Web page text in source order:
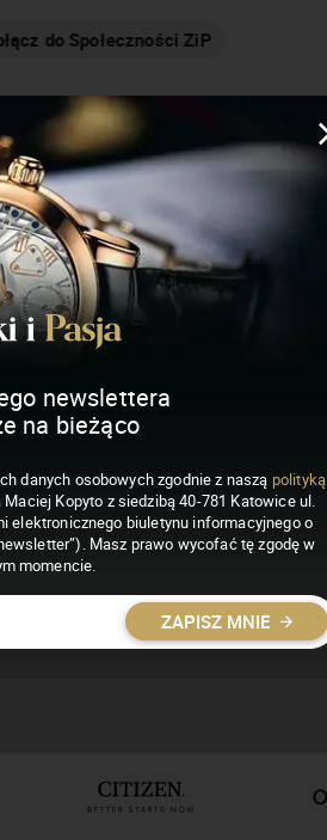
cały czas!
newslettera
na bieżąco
danych osobowych zgodnie z naszą polityką
Kopyto z siedzibą 40-781 Katowice ul.
elektronicznego biuletynu informacyjnego o
Masz prawo wycofać tę zgodę w
momencie.
ZAPISZ MNIE